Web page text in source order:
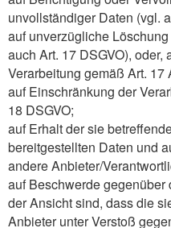
unvollständiger Daten (vgl.
auf unverzügliche
auch Art. 17 DSGVO),
Verarbeitung gemäß Art. 17
auf Einschränkung der
18 DSGVO;
auf Erhalt der sie
bereitgestellten Daten und
andere Anbieter/
auf Beschwerde
der Ansicht sind, dass die
Anbieter unter Verstoß